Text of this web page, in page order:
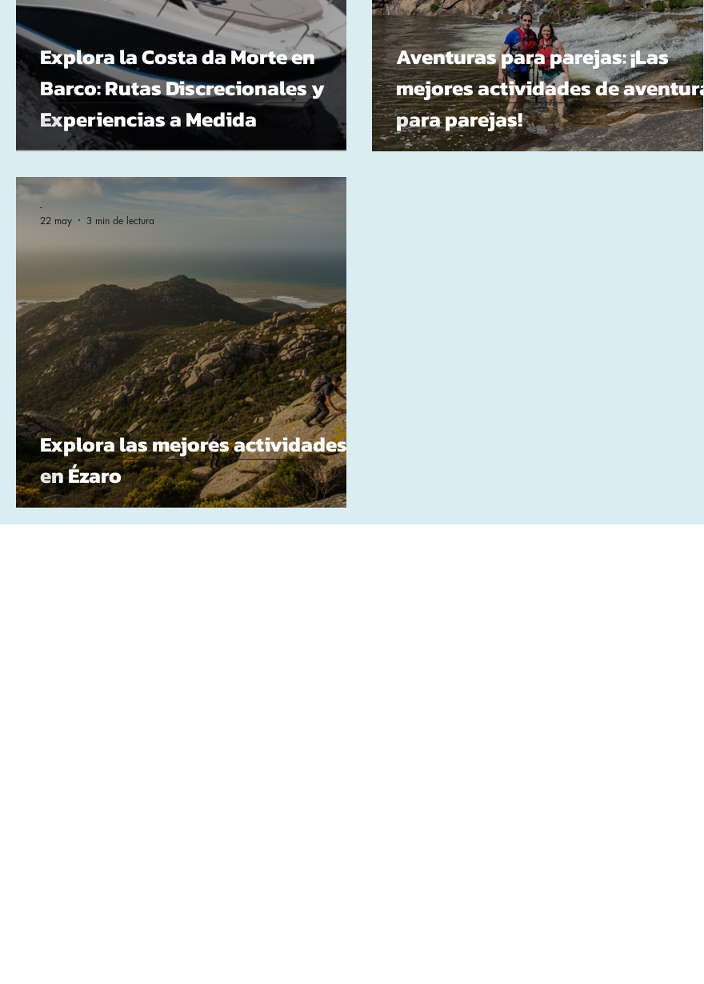
Explora la Costa da Morte en
Barco: Rutas Discrecionales y
Experiencias a Medida
Aventuras para parejas: ¡Las
mejores actividades de aventura
para parejas!
Explora las mejores actividades
en Ézaro
-
22 may
3 min de lectura